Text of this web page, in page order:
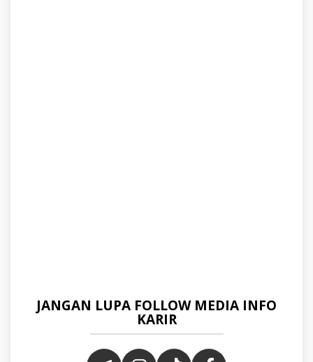
JANGAN LUPA FOLLOW MEDIA INFO
KARIR